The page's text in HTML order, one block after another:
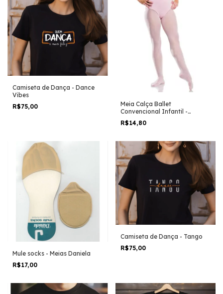
Camiseta de Dança - Dance
Vibes
R$75,00
Meia Calça Ballet
Convencional Infantil -
Marcas Diversas - Em estoque
R$14,80
Mule socks - Meias Daniela
R$17,00
Camiseta de Dança - Tango
R$75,00